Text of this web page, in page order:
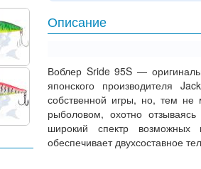
Описание
Воблер Sride 95S —
японского производителя
собственной игры, но, тем не
рыболовом, охотно
широкий спектр возможных
обеспечивает двухсоставное